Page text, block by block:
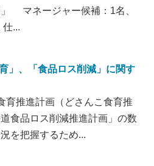
マネージャー候補：1名、
...
」、「食品ロス削減」に関す
育推進計画（どさんこ食育推
食品ロス削減推進計画」の数
を把握するため...